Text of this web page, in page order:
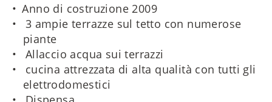
Anno di costruzione 2009
3 ampie terrazze sul tetto con numerose
piante
Allaccio acqua sui terrazzi
cucina attrezzata di alta qualità con tutti gli
elettrodomestici